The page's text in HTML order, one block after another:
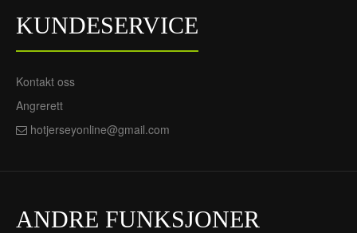
KUNDESERVICE
Kontakt oss
Angrerett
hotjerseyonline@gmail.com
ANDRE FUNKSJONER